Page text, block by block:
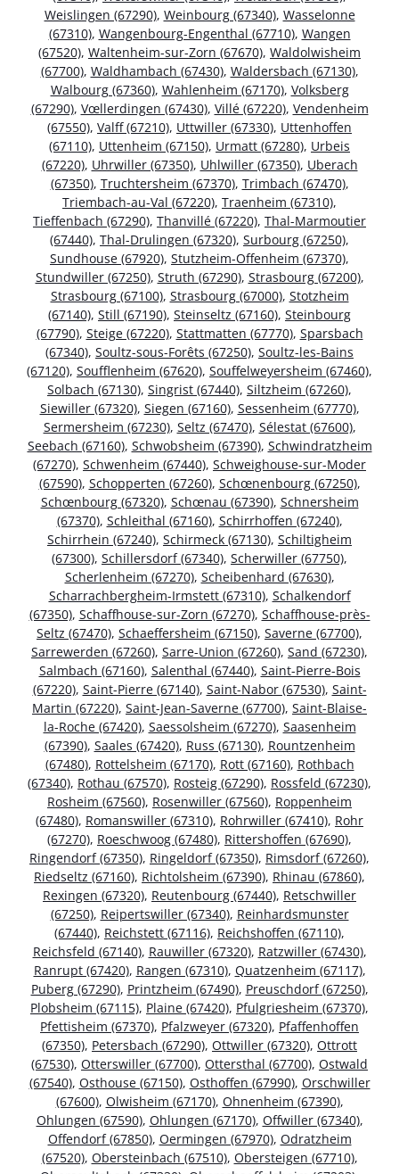
Weislingen (67290), Weinbourg (67340), Wasselonne
(67310), Wangenbourg-Engenthal (67710), Wangen
(67520), Waltenheim-sur-Zorn (67670), Waldolwisheim
(67700), Waldhambach (67430), Waldersbach (67130),
Walbourg (67360), Wahlenheim (67170), Volksberg
(67290), Vœllerdingen (67430), Villé (67220), Vendenheim
(67550), Valff (67210), Uttwiller (67330), Uttenhoffen
(67110), Uttenheim (67150), Urmatt (67280), Urbeis
(67220), Uhrwiller (67350), Uhlwiller (67350), Uberach
(67350), Truchtersheim (67370), Trimbach (67470),
Triembach-au-Val (67220), Traenheim (67310),
Tieffenbach (67290), Thanvillé (67220), Thal-Marmoutier
(67440), Thal-Drulingen (67320), Surbourg (67250),
Sundhouse (67920), Stutzheim-Offenheim (67370),
Stundwiller (67250), Struth (67290), Strasbourg (67200),
Strasbourg (67100), Strasbourg (67000), Stotzheim
(67140), Still (67190), Steinseltz (67160), Steinbourg
(67790), Steige (67220), Stattmatten (67770), Sparsbach
(67340), Soultz-sous-Forêts (67250), Soultz-les-Bains
(67120), Soufflenheim (67620), Souffelweyersheim (67460),
Solbach (67130), Singrist (67440), Siltzheim (67260),
Siewiller (67320), Siegen (67160), Sessenheim (67770),
Sermersheim (67230), Seltz (67470), Sélestat (67600),
Seebach (67160), Schwobsheim (67390), Schwindratzheim
(67270), Schwenheim (67440), Schweighouse-sur-Moder
(67590), Schopperten (67260), Schœnenbourg (67250),
Schœnbourg (67320), Schœnau (67390), Schnersheim
(67370), Schleithal (67160), Schirrhoffen (67240),
Schirrhein (67240), Schirmeck (67130), Schiltigheim
(67300), Schillersdorf (67340), Scherwiller (67750),
Scherlenheim (67270), Scheibenhard (67630),
Scharrachbergheim-Irmstett (67310), Schalkendorf
(67350), Schaffhouse-sur-Zorn (67270), Schaffhouse-près-
Seltz (67470), Schaeffersheim (67150), Saverne (67700),
Sarrewerden (67260), Sarre-Union (67260), Sand (67230),
Salmbach (67160), Salenthal (67440), Saint-Pierre-Bois
(67220), Saint-Pierre (67140), Saint-Nabor (67530), Saint-
Martin (67220), Saint-Jean-Saverne (67700), Saint-Blaise-
la-Roche (67420), Saessolsheim (67270), Saasenheim
(67390), Saales (67420), Russ (67130), Rountzenheim
(67480), Rottelsheim (67170), Rott (67160), Rothbach
(67340), Rothau (67570), Rosteig (67290), Rossfeld (67230),
Rosheim (67560), Rosenwiller (67560), Roppenheim
(67480), Romanswiller (67310), Rohrwiller (67410), Rohr
(67270), Roeschwoog (67480), Rittershoffen (67690),
Ringendorf (67350), Ringeldorf (67350), Rimsdorf (67260),
Riedseltz (67160), Richtolsheim (67390), Rhinau (67860),
Rexingen (67320), Reutenbourg (67440), Retschwiller
(67250), Reipertswiller (67340), Reinhardsmunster
(67440), Reichstett (67116), Reichshoffen (67110),
Reichsfeld (67140), Rauwiller (67320), Ratzwiller (67430),
Ranrupt (67420), Rangen (67310), Quatzenheim (67117),
Puberg (67290), Printzheim (67490), Preuschdorf (67250),
Plobsheim (67115), Plaine (67420), Pfulgriesheim (67370),
Pfettisheim (67370), Pfalzweyer (67320), Pfaffenhoffen
(67350), Petersbach (67290), Ottwiller (67320), Ottrott
(67530), Otterswiller (67700), Ottersthal (67700), Ostwald
(67540), Osthouse (67150), Osthoffen (67990), Orschwiller
(67600), Olwisheim (67170), Ohnenheim (67390),
Ohlungen (67590), Ohlungen (67170), Offwiller (67340),
Offendorf (67850), Oermingen (67970), Odratzheim
(67520), Obersteinbach (67510), Obersteigen (67710),